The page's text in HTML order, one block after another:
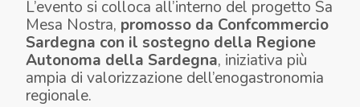
L’evento si colloca all’interno del progetto Sa
Mesa Nostra, promosso da Confcommercio
Sardegna con il sostegno della Regione
Autonoma della Sardegna, iniziativa più
ampia di valorizzazione dell’enogastronomia
regionale.